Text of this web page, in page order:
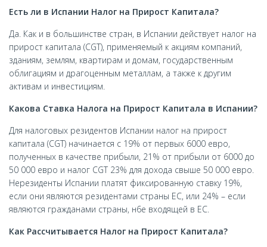
Есть ли в Испании Налог на Прирост Капитала?
Да. Как и в большинстве стран, в Испании действует налог на
прирост капитала (CGT), применяемый к акциям компаний,
зданиям, землям, квартирам и домам, государственным
облигациям и драгоценным металлам, а также к другим
активам и инвестициям.
Какова Ставка Налога на Прирост Капитала в Испании?
Для налоговых резидентов Испании налог на прирост
капитала (CGT) начинается с 19% от первых 6000 евро,
полученных в качестве прибыли, 21% от прибыли от 6000 до
50 000 евро и налог CGT 23% для дохода свыше 50 000 евро.
Нерезиденты Испании платят фиксированную ставку 19%,
если они являются резидентами страны ЕС, или 24% – если
являются гражданами страны, н6е входящей в ЕС.
Как Рассчитывается Налог на Прирост Капитала?